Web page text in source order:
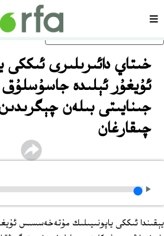
ئاساسلىق مەزمۇنغا ئاتلاڭسەھىپە
خىتاي دائىرىلىرى ئىككى
ئۇيغۇر ئېلىدە
جىنايىتى بىلەن
چىقارغان
يېقىندا ئىككى ياپونىيىلىك مۇتەخەسسىس